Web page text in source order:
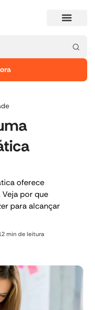
oferece
por que
para alcançar
min de leitura